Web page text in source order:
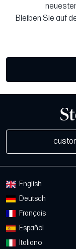
Bleiben Sie auf
English
Deutsch
Français
Español
Italiano